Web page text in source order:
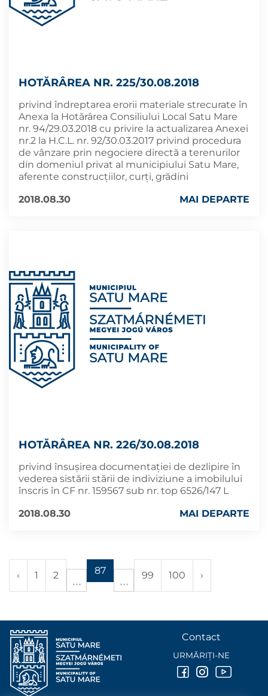
HOTĂRÂREA NR. 225/30.08.2018
privind îndreptarea erorii materiale strecurate în
Anexa la Hotărârea Consiliului Local Satu Mare
nr. 94/29.03.2018 cu privire la actualizarea Anexei
nr.2 la H.C.L. nr. 92/30.03.2017 privind procedura
de vânzare prin negociere directă a terenurilor
din domeniul privat al municipiului Satu Mare,
aferente construcţiilor, curţi, grădini
2018.08.30
MAI DEPARTE
HOTĂRÂREA NR. 226/30.08.2018
privind însușirea documentației de dezlipire în
vederea sistării stării de indiviziune a imobilului
înscris în CF nr. 159567 sub nr. top 6526/147 L
2018.08.30
MAI DEPARTE
‹ 1 2 87 99 100 ›
Contact
URMĂRIȚI-NE